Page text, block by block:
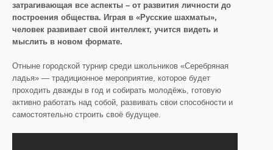
затрагивающая все аспекты – от развития личности до
построения общества. Играя в «Русские шахматы»,
человек развивает свой интеллект, учится видеть и
мыслить в новом формате.
Отныне городской турнир среди школьников «Серебряная
ладья» — традиционное мероприятие, которое будет
проходить дважды в год и собирать молодёжь, готовую
активно работать над собой, развивать свои способности и
самостоятельно строить своё будущее.